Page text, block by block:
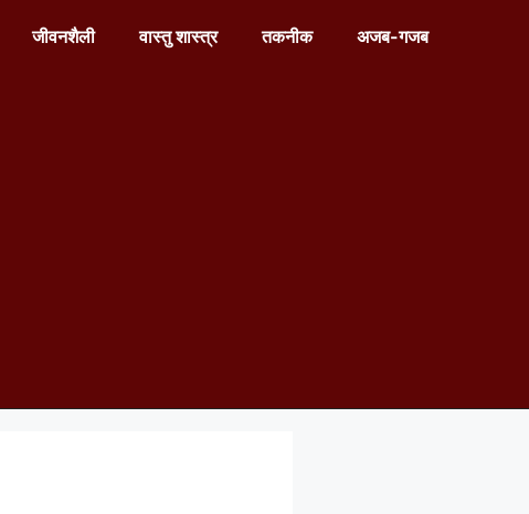
जीवनशैली वास्तु शास्त्र तकनीक अजब-गजब